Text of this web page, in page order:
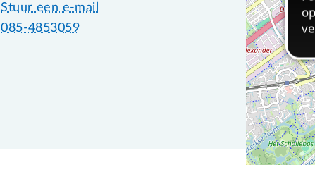
Stuur een e-mail
085-4853059